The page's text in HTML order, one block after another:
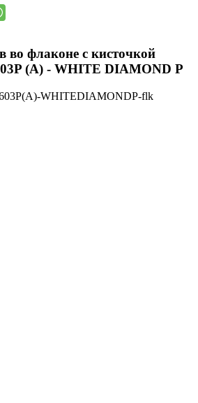
во флаконе с кисточкой
(A) - WHITE DIAMOND P
WHITEDIAMONDP-flk